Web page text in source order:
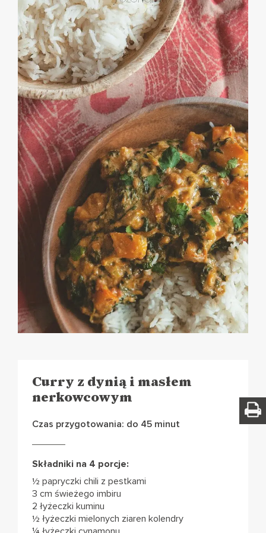
Curry z dynią i masłem
nerkowcowym
Czas przygotowania: do 45 minut
Składniki na 4 porcje:
½ papryczki chili z pestkami
3 cm świeżego imbiru
2 łyżeczki kuminu
½ łyżeczki mielonych ziaren kolendry